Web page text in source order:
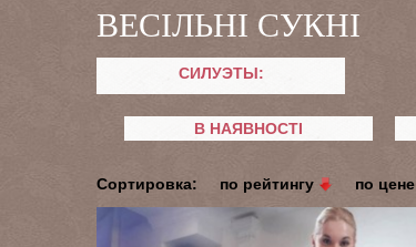
ВЕСІЛЬНІ СУКНІ
СИЛУЭТЫ:
В НАЯВНОСТІ
Сортировка: по рейтингу по цене